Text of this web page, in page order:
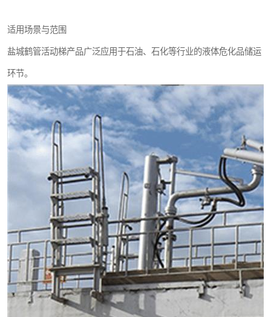
适用场景与范围
盐城鹤管活动梯产品广泛应用于石油、石化等行业的液体危化品储运
环节。